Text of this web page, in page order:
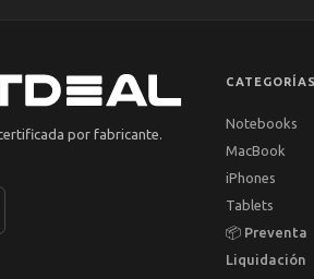
por fabricante.
CATEGORÍAS
Notebooks
MacBook
iPhones
Tablets
📦 Preventa
Liquidación